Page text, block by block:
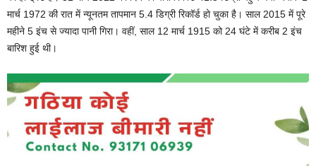
मार्च 1972 की रात में न्यूनतम तापमान 5.4 डिग्री रिकॉर्ड हो चुका है। साल 2015 में पूरे
महीने 5 इंच से ज्यादा पानी गिरा। वहीं, साल 12 मार्च 1915 को 24 घंटे में करीब 2 इंच
बारिश हुई थी।